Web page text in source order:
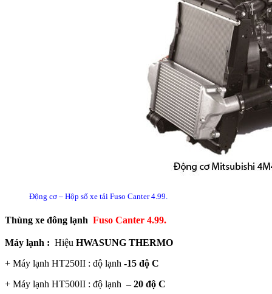
Động cơ – Hộp số xe tải Fuso Canter 4.99.
Thùng xe đông lạnh Fuso Canter 4.99.
Máy lạnh : Hiệu HWASUNG THERMO
+ Máy lạnh HT250II : độ lạnh -15 độ C
+ Máy lạnh HT500II : độ lạnh– 20 độ C